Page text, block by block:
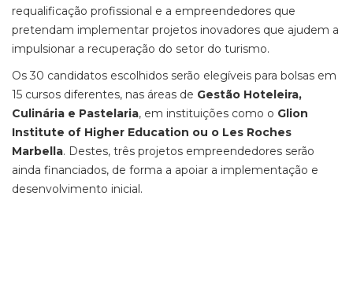
requalificação profissional e a empreendedores que
pretendam implementar projetos inovadores que ajudem a
impulsionar a recuperação do setor do turismo.
Os 30 candidatos escolhidos serão elegíveis para bolsas em
15 cursos diferentes, nas áreas de Gestão Hoteleira,
Culinária e Pastelaria, em instituições como o Glion
Institute of Higher Education ou o Les Roches
Marbella. Destes, três projetos empreendedores serão
ainda financiados, de forma a apoiar a implementação e
desenvolvimento inicial.